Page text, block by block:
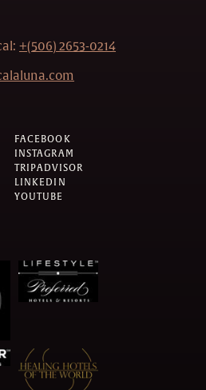
+(506) 2653-0214
FACEBOOK
INSTAGRAM
TRIPADVISOR
LINKEDIN
YOUTUBE